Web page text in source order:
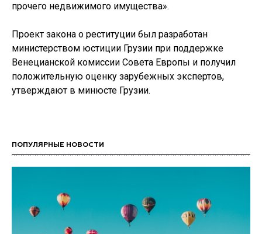
прочего недвижимого имущества».
Проект закона о реституции был разработан
министерством юстиции Грузии при поддержке
Венецианской комиссии Совета Европы и получил
положительную оценку зарубежных экспертов,
утверждают в минюсте Грузии.
ПОПУЛЯРНЫЕ НОВОСТИ